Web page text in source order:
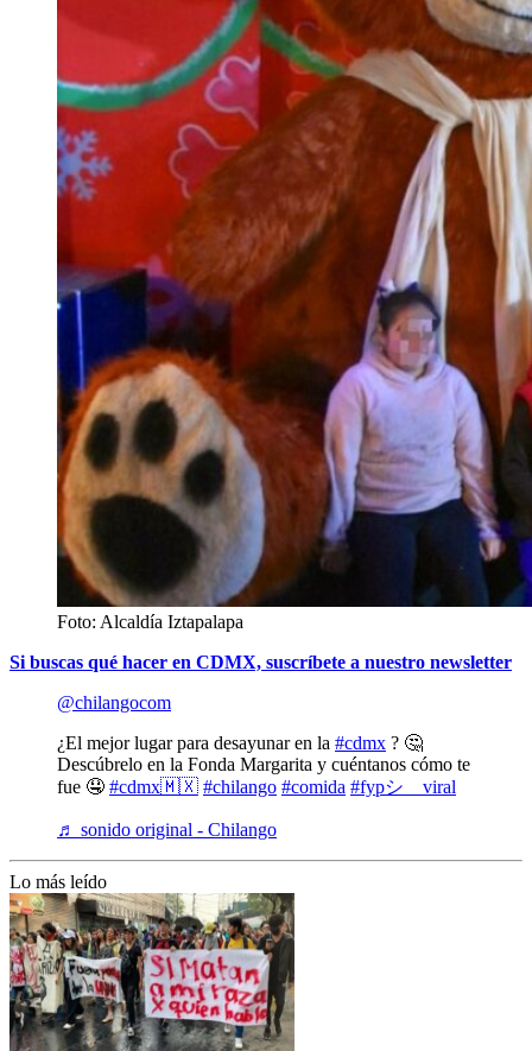
Foto: Alcaldía Iztapalapa
Si buscas qué hacer en CDMX, suscríbete a nuestro newsletter
@chilangocom
¿El mejor lugar para desayunar en la #cdmx ? 🤔
Descúbrelo en la Fonda Margarita y cuéntanos cómo te
fue 🤤 #cdmx🇲🇽 #chilango #comida #fypシ゚viral
♬ sonido original - Chilango
Lo más leído